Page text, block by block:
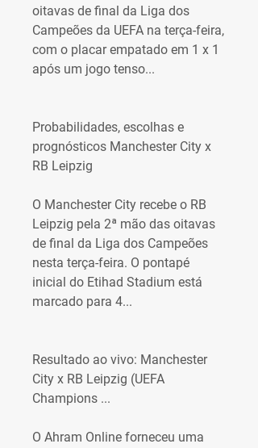
oitavas de final da Liga dos
Campeões da UEFA na terça-feira,
com o placar empatado em 1 x 1
após um jogo tenso...
Probabilidades, escolhas e
prognósticos Manchester City x
RB Leipzig
O Manchester City recebe o RB
Leipzig pela 2ª mão das oitavas
de final da Liga dos Campeões
nesta terça-feira. O pontapé
inicial do Etihad Stadium está
marcado para 4...
Resultado ao vivo: Manchester
City x RB Leipzig (UEFA
Champions ...
O Ahram Online forneceu uma